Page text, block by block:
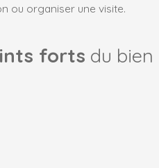
ou organiser une visite.
forts du bien